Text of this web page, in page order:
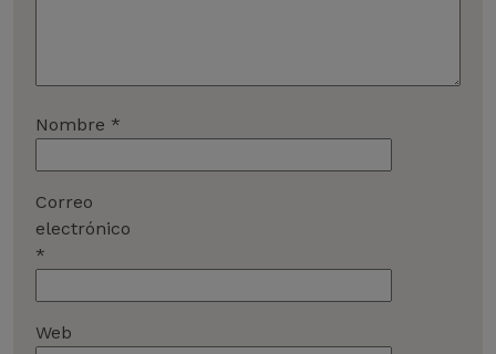
Nombre *
Correo
electrónico
*
Web